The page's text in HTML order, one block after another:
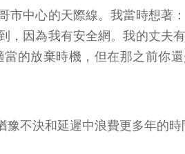
中心的天際線。我當時想著
因為我有安全網。我的丈夫
的放棄時機，但在那之前
不決和延遲中浪費更多年的時